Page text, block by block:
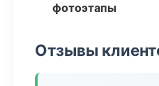
фотоэтапы
Отзывы